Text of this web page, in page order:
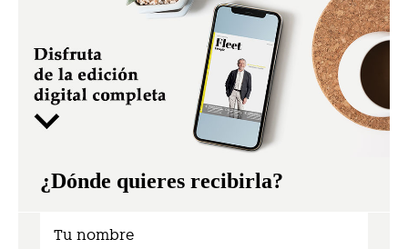
¿Dónde quieres recibirla?